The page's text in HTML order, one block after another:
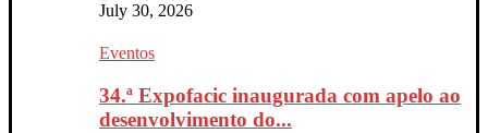
July 30, 2026
Eventos
34.ª Expofacic inaugurada com apelo ao
desenvolvimento do...